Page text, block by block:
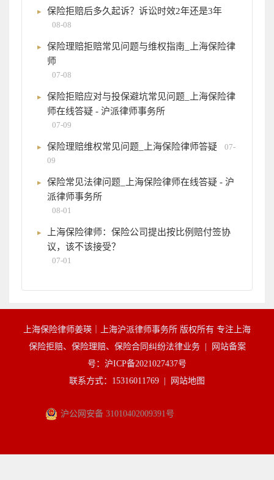
保险拒赔后多久起诉？诉讼时效2年还是3年
08-08
保险理赔拒赔常见问题与维权指南_上海保险律
师
07-08
保险拒赔应对与投保避坑常见问题_上海保险律
师在线答疑 - 沪派律师事务所
07-09
保险理赔维权常见问题_上海保险律师答疑
07-
09
保险常见法律问题_上海保险律师在线答疑 - 沪
派律师事务所
08-01
上海保险律师：保险公司提出按比例赔付签协
议，该不该接受？
07-01
上海保险律师姜瑛｜上海沪派律师事务所 版权所有 专注上海
保险拒赔、保险理赔、保险合同纠纷法律业务 |
网站备案
号：沪ICP备2021027437号
联系方式：15316011769 |
网站地图
沪公网安备 31010402009391号